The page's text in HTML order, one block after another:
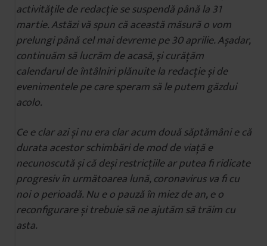
activitățile de redacție se suspendă până la 31
martie. Astăzi vă spun că această măsură o vom
prelungi până cel mai devreme pe 30 aprilie. Așadar,
continuăm să lucrăm de acasă, și curățăm
calendarul de întâlniri plănuite la redacție și de
evenimentele pe care speram să le putem găzdui
acolo.
Ce e clar azi și nu era clar acum două săptămâni e că
durata acestor schimbări de mod de viață e
necunoscută și că deși restricțiile ar putea fi ridicate
progresiv în următoarea lună, coronavirus va fi cu
noi o perioadă. Nu e o pauză în miez de an, e o
reconfigurare și trebuie să ne ajutăm să trăim cu
asta.